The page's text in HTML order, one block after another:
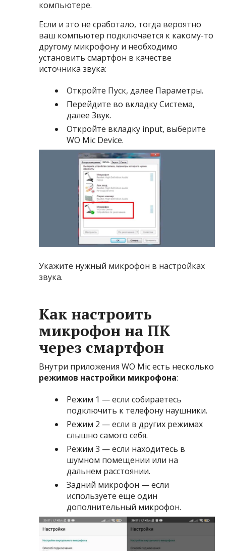
компьютере.
Если и это не сработало, тогда вероятно
ваш компьютер подключается к какому-то
другому микрофону и необходимо
установить смартфон в качестве
источника звука:
Откройте Пуск, далее Параметры.
Перейдите во вкладку Система,
далее Звук.
Откройте вкладку input, выберите
WO Mic Device.
Укажите нужный микрофон в настройках
звука.
Как настроить
микрофон на ПК
через смартфон
Внутри приложения WO Mic есть несколько
режимов настройки микрофона:
Режим 1 — если собираетесь
подключить к телефону наушники.
Режим 2 — если в других режимах
слышно самого себя.
Режим 3 — если находитесь в
шумном помещении или на
дальнем расстоянии.
Задний микрофон — если
используете еще один
дополнительный микрофон.